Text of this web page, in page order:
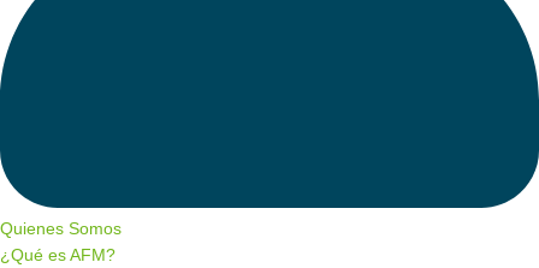
Quienes Somos
¿Qué es AFM?